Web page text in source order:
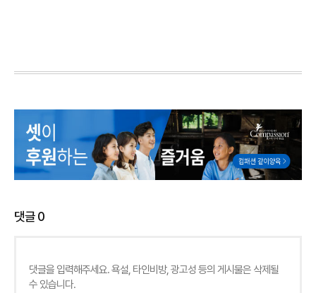
댓글0